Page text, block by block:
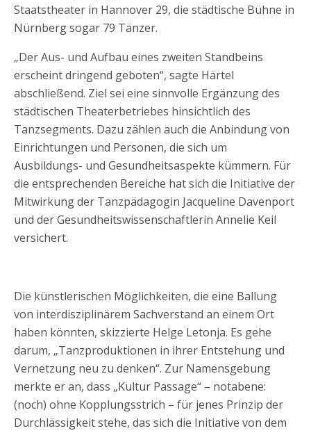
Staatstheater in Hannover 29, die städtische Bühne in
Nürnberg sogar 79 Tänzer.
„Der Aus- und Aufbau eines zweiten Standbeins
erscheint dringend geboten“, sagte Härtel
abschließend. Ziel sei eine sinnvolle Ergänzung des
städtischen Theaterbetriebes hinsichtlich des
Tanzsegments. Dazu zählen auch die Anbindung von
Einrichtungen und Personen, die sich um
Ausbildungs- und Gesundheitsaspekte kümmern. Für
die entsprechenden Bereiche hat sich die Initiative der
Mitwirkung der Tanzpädagogin Jacqueline Davenport
und der Gesundheitswissenschaftlerin Annelie Keil
versichert.
Die künstlerischen Möglichkeiten, die eine Ballung
von interdisziplinärem Sachverstand an einem Ort
haben könnten, skizzierte Helge Letonja. Es gehe
darum, „Tanzproduktionen in ihrer Entstehung und
Vernetzung neu zu denken“. Zur Namensgebung
merkte er an, dass „Kultur Passage“ – notabene:
(noch) ohne Kopplungsstrich – für jenes Prinzip der
Durchlässigkeit stehe, das sich die Initiative von dem